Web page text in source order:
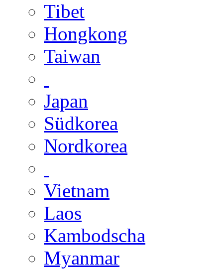
Tibet
Hongkong
Taiwan
Japan
Südkorea
Nordkorea
Vietnam
Laos
Kambodscha
Myanmar